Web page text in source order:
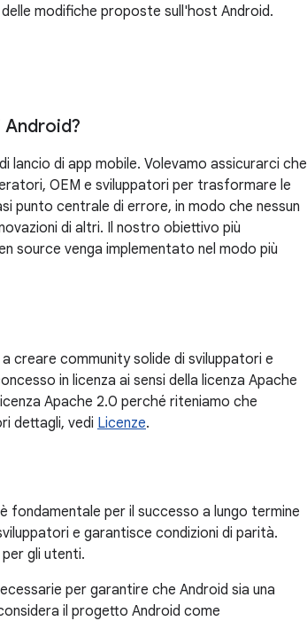
modifiche proposte sull'host Android.
lancio di app mobile. Volevamo assicurarci che
OEM e sviluppatori per trasformare le
punto centrale di errore, in modo che nessun
di altri. Il nostro obiettivo più
source venga implementato nel modo più
creare community solide di sviluppatori e
in licenza ai sensi della licenza Apache
Apache 2.0 perché riteniamo che
dettagli, vedi Licenze.
per il successo a lungo termine
e garantisce condizioni di parità.
gli utenti.
per garantire che Android sia una
il progetto Android come